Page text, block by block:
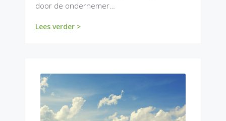
door de ondernemer…
Lees verder >